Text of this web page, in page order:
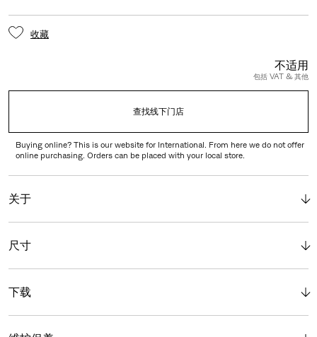
收藏
不适用
包括 VAT & 其他
查找线下门店
Buying online? This is our website for International. From here we do not offer
online purchasing. Orders can be placed with your local store.
关于
尺寸
下载